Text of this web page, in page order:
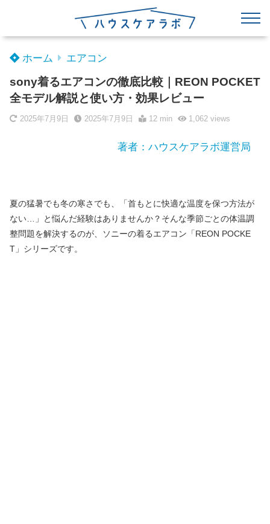
ホーム エアコン
sony着るエアコンの徹底比較｜REON POCKET
全モデル解説と使い方・効果レビュー
2025年7月9日 2025年7月9日 12 min 1,062views
著者：ハウスケアラボ運営局
夏の猛暑でも冬の寒さでも、「首もとに快適な温度を保つ方法が
ない…」と悩んだ経験はありませんか？そんな季節ごとの体温調
整問題を解決するのが、ソニーの着るエアコン「REON POCKE
T」シリーズです。